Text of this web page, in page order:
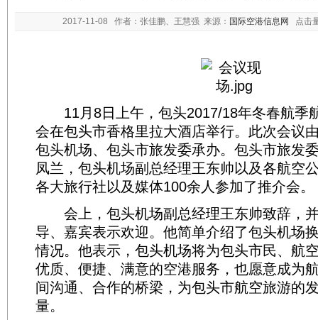
2017-11-08 作者：张佳鹏、王慧强 来源： 国际空港信息网 点击
11月8日上午，包头2017/18年冬春航季
会在包头市香格里拉大酒店举行。此次会议
包头机场、包头市旅发委承办。包头市旅发
凤兰，包头机场副总经理王东帅以及各航空
各大旅行社以及媒体100余人参加了推介会。
会上，包头机场副总经理王东帅致辞，
导、嘉宾表示欢迎。他简单介绍了包头机场
情况。他表示，包头机场将为包头市民、航
优质、便捷、满意的空港服务，也愿意成为
间沟通、合作的桥梁，为包头市航空旅游的
量。